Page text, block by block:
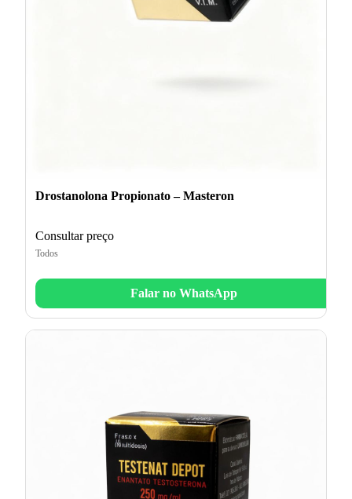
Drostanolona Propionato – Masteron
Consultar preço
Todos
Falar no WhatsApp